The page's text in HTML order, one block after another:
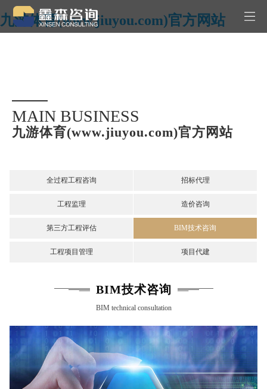
九游体育(www.jiuyou.com)官方网站
MAIN BUSINESS
九游体育(www.jiuyou.com)官方网站
全过程工程咨询 招标代理
工程监理 造价咨询
第三方工程评估 BIM技术咨询
工程项目管理 项目代建
BIM技术咨询
BIM technical consultation